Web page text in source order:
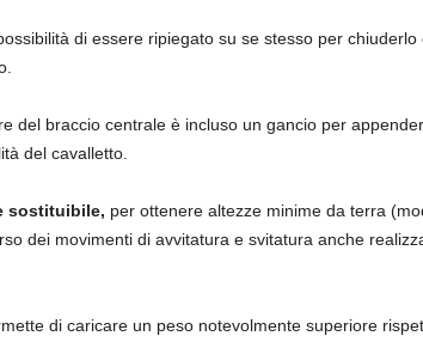
di essere ripiegato su se stesso per
del braccio centrale è incluso un gancio per
del cavalletto.
sostituibile, per ottenere altezze minime da terra
dei movimenti di avvitatura e svitatura anche
di caricare un peso notevolmente superiore